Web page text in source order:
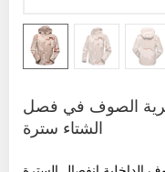
الصوف في فصل
الشتاء سترة